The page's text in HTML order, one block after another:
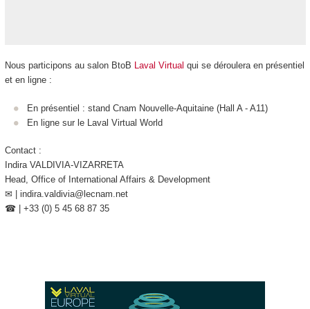
Nous participons au salon BtoB Laval Virtual qui se déroulera en présentiel
et en ligne :
En présentiel : stand Cnam Nouvelle-Aquitaine (Hall A - A11)
En ligne sur le Laval Virtual World
Contact :
Indira VALDIVIA-VIZARRETA
Head, Office of International Affairs & Development
✉ | indira.valdivia@lecnam.net
☎ | +33 (0) 5 45 68 87 35